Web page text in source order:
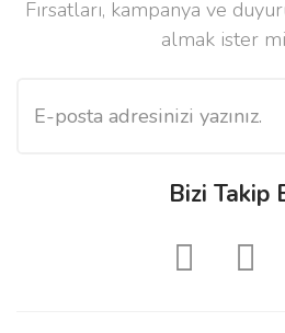
Fırsatları, kampanya ve
almak ister
Bizi Takip